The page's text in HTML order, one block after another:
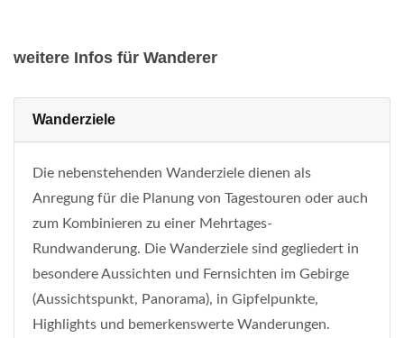
weitere Infos für Wanderer
Wanderziele
Die nebenstehenden Wanderziele dienen als
Anregung für die Planung von Tagestouren oder auch
zum Kombinieren zu einer Mehrtages-
Rundwanderung. Die Wanderziele sind gegliedert in
besondere Aussichten und Fernsichten im Gebirge
(Aussichtspunkt, Panorama), in Gipfelpunkte,
Highlights und bemerkenswerte Wanderungen.